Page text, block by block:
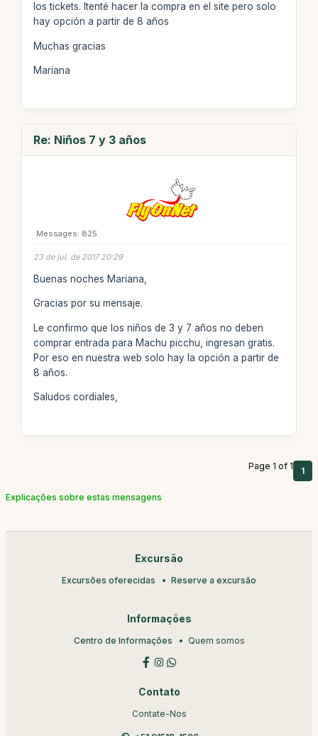
los tickets. Itenté hacer la compra en el site pero solo
hay opción a partir de 8 años
Muchas gracias
Mariana
Re: Niños 7 y 3 años
Messages: 825
23 de jul. de 2017 20:29
Buenas noches Mariana,
Gracias por su mensaje.
Le confirmo que los niños de 3 y 7 años no deben
comprar entrada para Machu picchu, ingresan gratis.
Por eso en nuestra web solo hay la opción a partir de
8 años.
Saludos cordiales,
Page 1 of 1 1
Explicações sobre estas mensagens
Excursão
Excursões oferecidas Reserve a excursão
Informações
Centro de Informações Quem somos
Contato
Contate-Nos